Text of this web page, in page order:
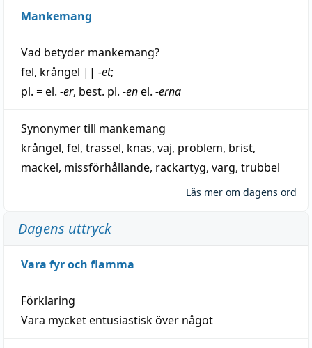
Mankemang
Vad betyder mankemang?
fel, krångel || -et;
pl. = el. -er, best. pl. -enel. -erna
Synonymer till mankemang
krångel, fel, trassel, knas, vaj, problem, brist,
mackel, missförhållande, rackartyg, varg, trubbel
Läs mer om dagens ord
Dagens uttryck
Vara fyr och flamma
Förklaring
Vara mycket entusiastisk över något